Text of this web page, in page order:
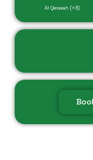
Al Qeswah (⭐3)